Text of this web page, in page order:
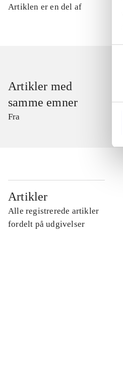
Artiklen er en del af
Artikler med
samme emner
Fra
Artikler
Alle registrerede artikler
fordelt på udgivelser